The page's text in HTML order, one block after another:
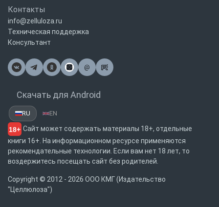
Контакты
info@zelluloza.ru
Техническая поддержка
Консультант
@
Почта
Скачать для Android
RU EN
18+ Сайт может содержать материалы 18+, отдельные
книги 16+. На информационном ресурсе применяются
рекомендательные технологии. Если вам нет 18 лет, то
воздержитесь посещать сайт без родителей.
Copyright © 2012 - 2026 ООО КМГ (Издательство
"Целлюлоза")